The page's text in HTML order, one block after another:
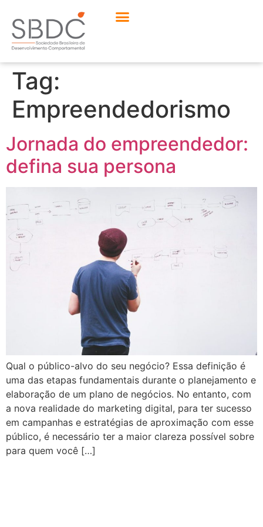
Tag:
Empreendedorismo
Jornada do empreendedor:
defina sua persona
Qual o público-alvo do seu negócio? Essa definição é
uma das etapas fundamentais durante o planejamento e
elaboração de um plano de negócios. No entanto, com
a nova realidade do marketing digital, para ter sucesso
em campanhas e estratégias de aproximação com esse
público, é necessário ter a maior clareza possível sobre
para quem você […]